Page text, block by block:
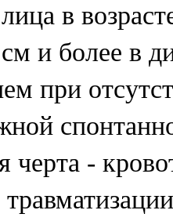
в
и более в
при
черта -